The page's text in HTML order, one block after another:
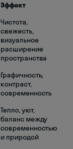
Эффект
Чистота,
свежесть,
визуальное
расширение
пространства
Графичность,
контраст,
современность
Тепло, уют,
баланс между
современностью
и природой